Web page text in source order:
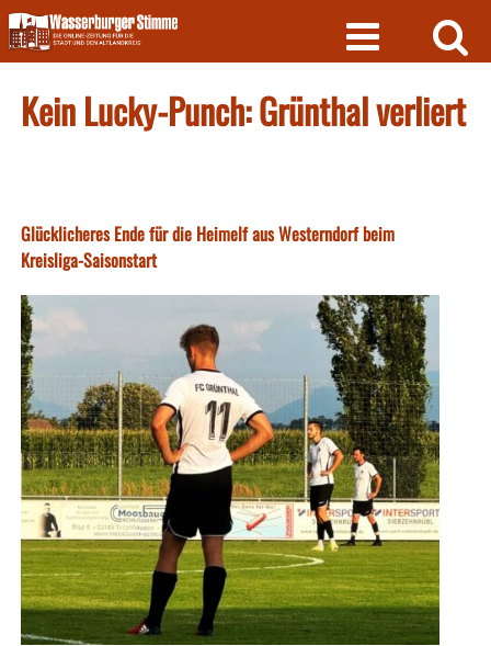
Skip
to
content
Kein Lucky-Punch: Grünthal verliert
Glücklicheres Ende für die Heimelf aus Westerndorf beim
Kreisliga-Saisonstart